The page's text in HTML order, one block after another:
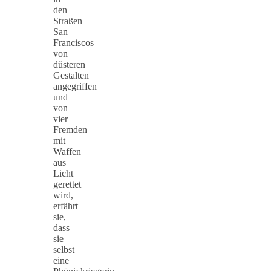
den
Straßen
San
Franciscos
von
düsteren
Gestalten
angegriffen
und
von
vier
Fremden
mit
Waffen
aus
Licht
gerettet
wird,
erfährt
sie,
dass
sie
selbst
eine